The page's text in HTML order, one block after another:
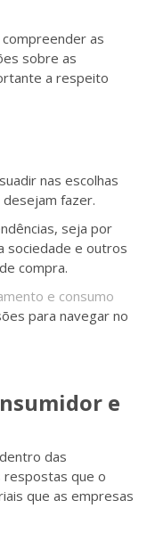
as
sobre as
a respeito
nas escolhas
fazer.
seja por
sociedade e outros
compra.
e consumo
para navegar no
e
das
que o
que as empresas